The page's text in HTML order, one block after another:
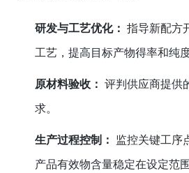
研发与工艺优化： 指导新配方
工艺，提高目标产物得率和纯度
原材料验收： 评判供应商提供
求。
生产过程控制： 监控关键工序
产品有效物含量稳定在设定范围